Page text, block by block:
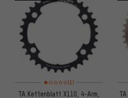
Bewertungen: 1 von 5 basierend
(1)
TA Kettenblatt X110, 4-Arm,